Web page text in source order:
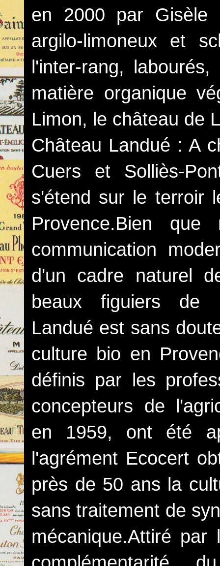
en 2000 par Gisèle
argilo-limoneux et
l'inter-rang,
matière organique
Limon, le château de
Château Landué : A
Cuers et Solliès-
s'étend sur le terroir
Provence.Bien
communication
d'un cadre naturel
beaux figuiers de
Landué est sans
culture bio en
définis par les
concepteurs de
en 1959, ont été
l'agrément Ecocert
près de 50 ans la
sans traitement de
mécanique.Attiré